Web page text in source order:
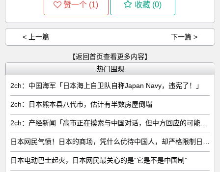
赞一个 (1) 收藏 (0)
< 上一篇 下一篇 >
【返回首页查看更多内容】
热门围观
2ch：中国海军「日本海上自卫队自称Japan Navy，违宪了！」
2ch：日本熊本县八代市，估计有半数房屋倒塌
日本电动巴士起火，日本网民最关心的是“它是不是中国制”